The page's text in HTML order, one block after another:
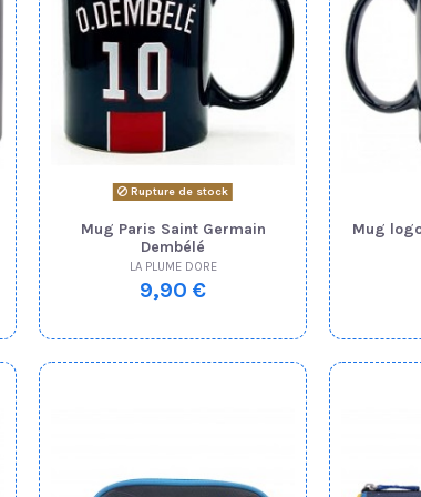
Rupture de stock
Mug Paris Saint Germain
Dembélé
LA PLUME DORE
9,90 €
Mug